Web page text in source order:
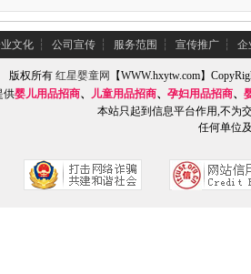
文化 ┆ 公司宣传 ┆ 服务范围 ┆ 宣传推广 ┆ 企
版权所有红星婴童网
【WWW.hxytw.com】
供婴儿用品招商、 儿童用品招商、 孕妇用品招商、
本站只起到信息平台作用,不为
任何单位